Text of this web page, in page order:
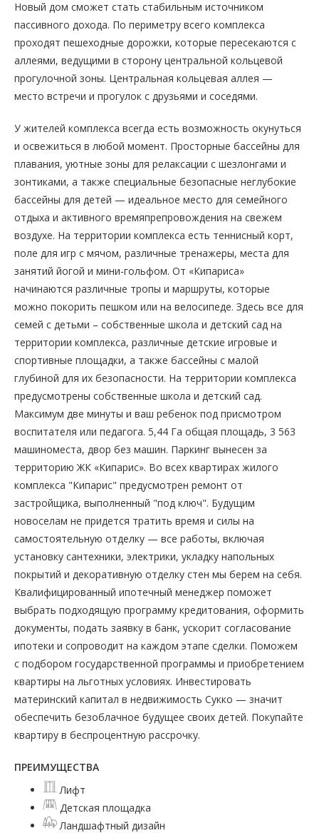
Новый дом сможет стать стабильным источником
пассивного дохода. По периметру всего комплекса
проходят пешеходные дорожки, которые пересекаются с
аллеями, ведущими в сторону центральной кольцевой
прогулочной зоны. Центральная кольцевая аллея —
место встречи и прогулок с друзьями и соседями.
У жителей комплекса всегда есть возможность окунуться
и освежиться в любой момент. Просторные бассейны для
плавания, уютные зоны для релаксации с шезлонгами и
зонтиками, а также специальные безопасные неглубокие
бассейны для детей — идеальное место для семейного
отдыха и активного времяпрепровождения на свежем
воздухе. На территории комплекса есть теннисный корт,
поле для игр с мячом, различные тренажеры, места для
занятий йогой и мини-гольфом. От «Кипариса»
начинаются различные тропы и маршруты, которые
можно покорить пешком или на велосипеде. Здесь все для
семей с детьми – собственные школа и детский сад на
территории комплекса, различные детские игровые и
спортивные площадки, а также бассейны с малой
глубиной для их безопасности. На территории комплекса
предусмотрены собственные школа и детский сад.
Максимум две минуты и ваш ребенок под присмотром
воспитателя или педагога. 5,44 Га общая площадь, 3 563
машиноместа, двор без машин. Паркинг вынесен за
территорию ЖК «Кипарис». Во всех квартирах жилого
комплекса "Кипарис" предусмотрен ремонт от
застройщика, выполненный "под ключ". Будущим
новоселам не придется тратить время и силы на
самостоятельную отделку — все работы, включая
установку сантехники, электрики, укладку напольных
покрытий и декоративную отделку стен мы берем на себя.
Квалифицированный ипотечный менеджер поможет
выбрать подходящую программу кредитования, оформить
документы, подать заявку в банк, ускорит согласование
ипотеки и сопроводит на каждом этапе сделки. Поможем
с подбором государственной программы и приобретением
квартиры на льготных условиях. Инвестировать
материнский капитал в недвижимость Сукко — значит
обеспечить безоблачное будущее своих детей. Покупайте
квартиру в беспроцентную рассрочку.
ПРЕИМУЩЕСТВА
Лифт
Детская площадка
Ландшафтный дизайн